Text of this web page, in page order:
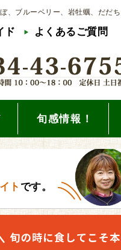
、ブルーベリー、岩牡蠣、だだ
ド よくあるご質問
旬感情報！
ト です。